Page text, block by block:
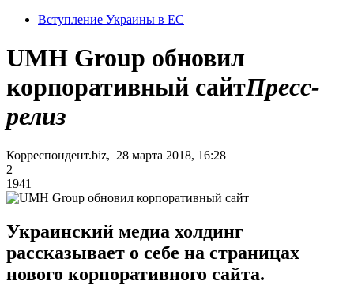
Вступление Украины в ЕС
UMH Group обновил
корпоративный сайтПресс-
релиз
Корреспондент.biz, 28 марта 2018, 16:28
2
1941
Украинский медиа холдинг
рассказывает о себе на страницах
нового корпоративного сайта.